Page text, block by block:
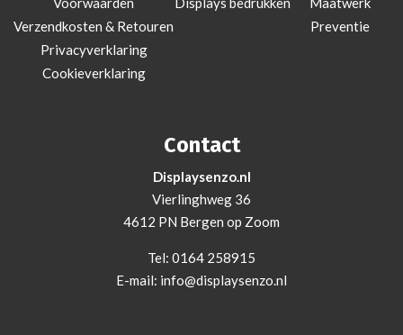
Verzendkosten & Retouren
Privacyverklaring
Cookieverklaring
Preventie
Contact
Displaysenzo.nl
Vierlinghweg 36
4612 PN Bergen op Zoom
Tel: 0164 258915
E-mail: info@displaysenzo.nl